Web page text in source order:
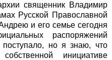
священник Владимир
Русской Православной
и его семье сегодня
распоряжений
но я знаю, что
инициативе